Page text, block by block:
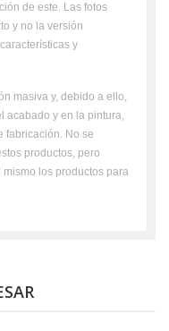
de este. Las fotos
y no la versión
y
masiva y, debido a ello,
acabado y en la pintura,
fabricación. No se
productos, pero
los productos para